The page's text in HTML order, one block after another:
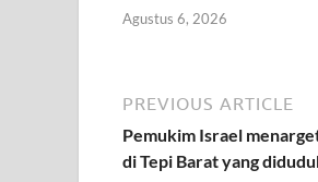
Agustus 6, 2026
PREVIOUS ARTICLE
Pemukim Israel
di Tepi Barat yang